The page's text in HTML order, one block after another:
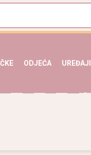
ODJEĆA UREĐAJI